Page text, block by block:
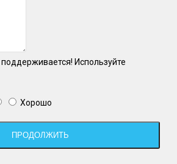
поддерживается! Используйте
Хорошо
ПРОДОЛЖИТЬ